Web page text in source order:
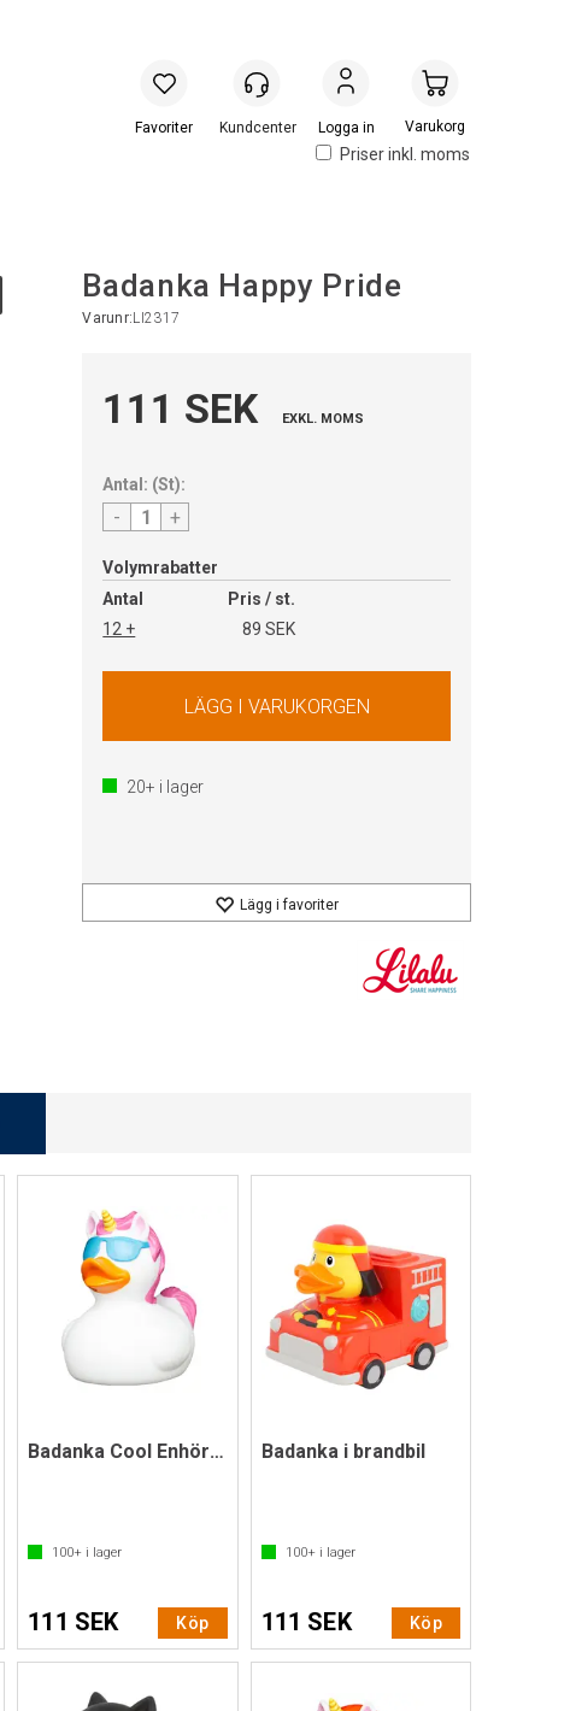
Priser inkl. moms
Logga in Handlevogn
Badanka Happy Pride
Varunr:LI2317
111 SEK EXKL. MOMS
Antal: (St):
- +
Volymrabatter
Antal
Pris / st.
12 +
89 SEK
20+ i lager
Lägg i favoriter
Badanka Cool Enhörning
100+ i lager
111 SEK Köp
Badanka i brandbil
100+i lager
111 SEK Köp